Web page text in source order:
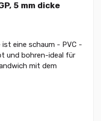
5 mm dicke
ist eine schaum - PVC -
und bohren-ideal für
mit dem